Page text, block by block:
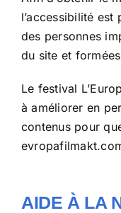
l’accessibilité est
des personnes
du site et
Le festival
à améliorer en
contenus pour
AIDE À LA